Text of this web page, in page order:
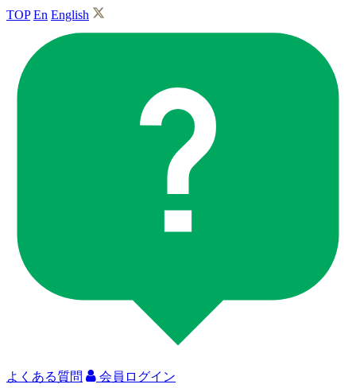
TOP En English
よくある質問 会員ログイン